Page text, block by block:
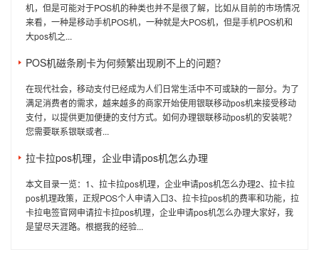
机，但是可能对于POS机的种类也并不是很了解，比如从目前的市场情况
来看，一种是移动手机POS机，一种就是大POS机，但是手机POS机和
大pos机之...
POS机磁条刷卡为何频繁出现刷不上的问题？
在现代社会，移动支付已经成为人们日常生活中不可或缺的一部分。为了
满足消费者的需求，越来越多的商家开始使用银联移动pos机来接受移动
支付，以提供更加便捷的支付方式。如何办理银联移动pos机的安装呢？
您需要联系银联或者...
拉卡拉pos机理，企业申请pos机怎么办理
本文目录一览：1、拉卡拉pos机理，企业申请pos机怎么办理2、拉卡拉
pos机理政策，正规POS个人申请入口3、拉卡拉pos机的费率和功能，拉
卡拉电签官网申请拉卡拉pos机理，企业申请pos机怎么办理大家好，我
是望尽天涯路。根据我的经验...